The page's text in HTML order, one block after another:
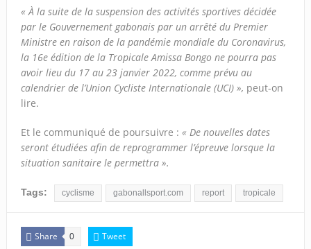
« À la suite de la suspension des activités sportives décidée
par le Gouvernement gabonais par un arrêté du Premier
Ministre en raison de la pandémie mondiale du Coronavirus,
la 16e édition de la Tropicale Amissa Bongo ne pourra pas
avoir lieu du 17 au 23 janvier 2022, comme prévu au
calendrier de l’Union Cycliste Internationale (UCI) », peut-on
lire.
Et le communiqué de poursuivre : « De nouvelles dates
seront étudiées afin de reprogrammer l’épreuve lorsque la
situation sanitaire le permettra ».
Tags: cyclisme gabonallsport.com report tropicale
Share 0 Tweet